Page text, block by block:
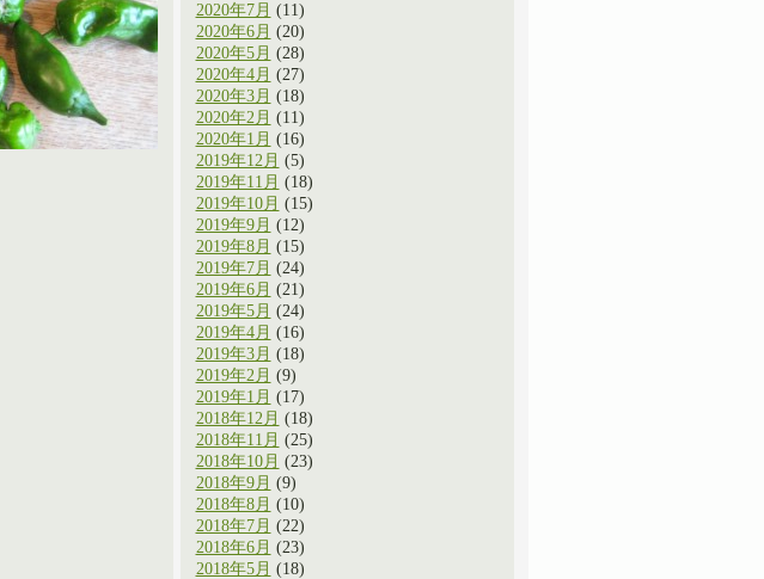
2020年7月 (11)
2020年6月 (20)
2020年5月 (28)
2020年4月 (27)
2020年3月 (18)
2020年2月 (11)
2020年1月 (16)
2019年12月 (5)
2019年11月 (18)
2019年10月 (15)
2019年9月 (12)
2019年8月 (15)
2019年7月 (24)
2019年6月 (21)
2019年5月 (24)
2019年4月 (16)
2019年3月 (18)
2019年2月 (9)
2019年1月 (17)
2018年12月 (18)
2018年11月 (25)
2018年10月 (23)
2018年9月 (9)
2018年8月 (10)
2018年7月 (22)
2018年6月 (23)
2018年5月 (18)